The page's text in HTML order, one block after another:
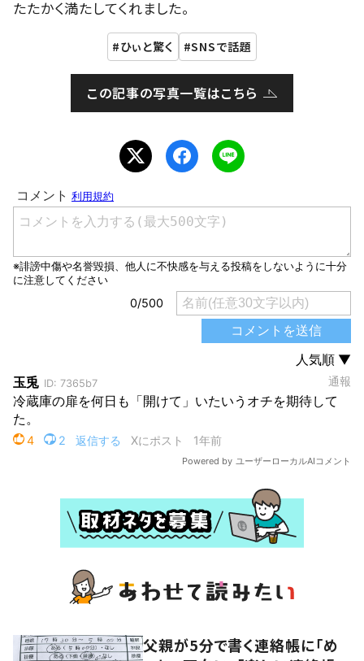
たたかく満たしてくれました。
ひぃと驚く SNSで話題
この記事の写真一覧はこちら
父親が5分で書く連絡帳に「め